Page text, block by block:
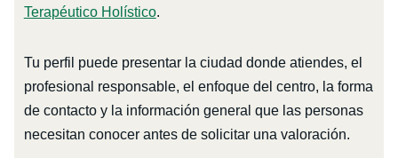
Terapéutico Holístico.
Tu perfil puede presentar la ciudad donde atiendes, el
profesional responsable, el enfoque del centro, la forma
de contacto y la información general que las personas
necesitan conocer antes de solicitar una valoración.